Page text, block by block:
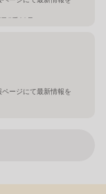
5番20号
ージにて最新情報を